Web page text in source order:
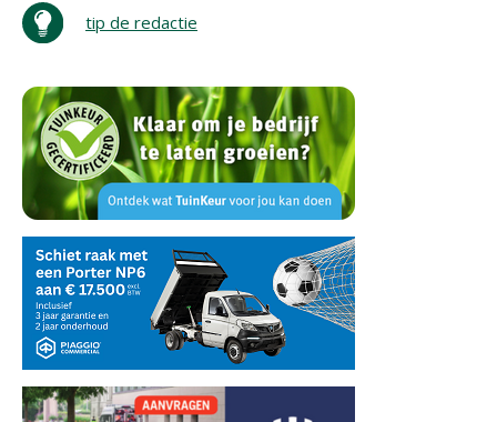
tip de redactie